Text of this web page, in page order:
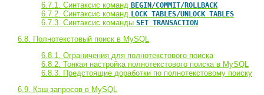
6.7.1. Синтаксис команд BEGIN/COMMIT/ROLLBACK
6.7.2. Синтаксис команд LOCK TABLES/UNLOCK TABLES
6.7.3. Синтаксис команды SET TRANSACTION
6.8. Полнотекстовый поиск в MySQL
6.8.1. Ограничения для полнотекстового поиска
6.8.2. Тонкая настройка полнотекстового поиска в MySQL
6.8.3. Предстоящие доработки по полнотекстовому поиску
6.9. Кэш запросов в MySQL